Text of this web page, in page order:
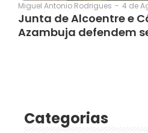
Miguel Antonio Rodrigues - 4 de
Junta de Alcoentre e
Azambuja defendem
Categorias